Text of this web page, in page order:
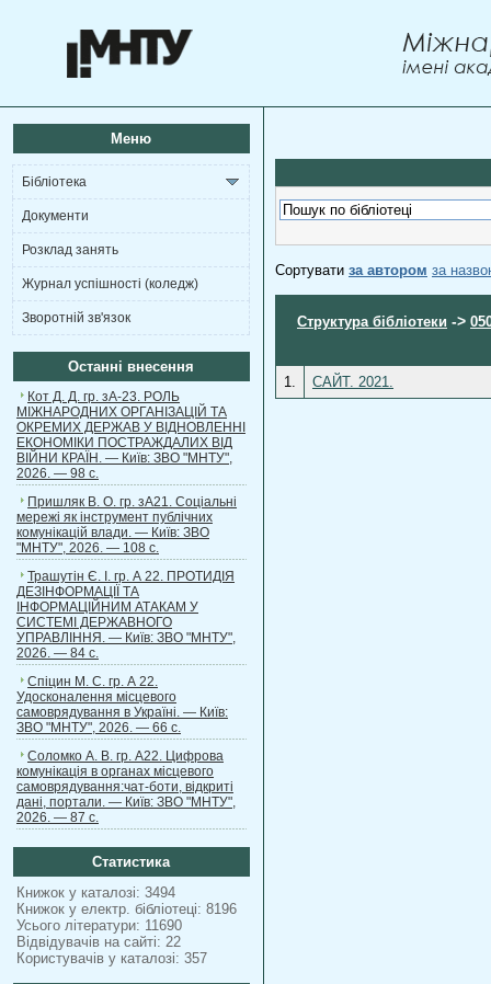
Меню
Бібліотека
Документи
Розклад занять
Журнал успішності (коледж)
Зворотній зв'язок
Останні внесення
Кот Д. Д. гр. зА-23. РОЛЬ
МІЖНАРОДНИХ ОРГАНІЗАЦІЙ ТА
ОКРЕМИХ ДЕРЖАВ У ВІДНОВЛЕННІ
ЕКОНОМІКИ ПОСТРАЖДАЛИХ ВІД
ВІЙНИ КРАЇН. — Київ: ЗВО "МНТУ",
2026. — 98 с.
Пришляк В. О. гр. зА21. Соціальні
мережі як інструмент публічних
комунікацій влади. — Київ: ЗВО
"МНТУ", 2026. — 108 с.
Трашутін Є. І. гр. А 22. ПРОТИДІЯ
ДЕЗІНФОРМАЦІЇ ТА
ІНФОРМАЦІЙНИМ АТАКАМ У
СИСТЕМІ ДЕРЖАВНОГО
УПРАВЛІННЯ. — Київ: ЗВО "МНТУ",
2026. — 84 с.
Спіцин М. С. гр. А 22.
Удосконалення місцевого
самоврядування в Україні. — Київ:
ЗВО "МНТУ", 2026. — 66 с.
Соломко А. В. гр. А22. Цифрова
комунікація в органах місцевого
самоврядування:чат-боти, відкриті
дані, портали. — Київ: ЗВО "МНТУ",
2026. — 87 с.
Статистика
Книжок у каталозі: 3494
Книжок у електр. бібліотеці: 8196
Усього літератури: 11690
Відвідувачів на сайті: 22
Користувачів у каталозі: 357
Сортувати за автором за
Структура бібліотеки ->
1. САЙТ. 2021.